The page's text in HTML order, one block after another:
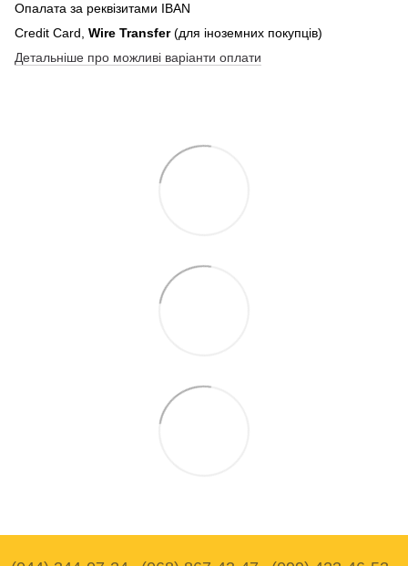
Опалата за реквізитами IBAN
Credit Card, Wire Transfer(для іноземних покупців)
Детальніше про можливі варіанти оплати